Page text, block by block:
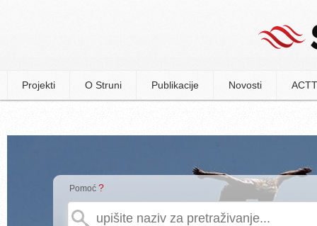
Projekti O Struni Publikacije Novosti
Pomoć ?